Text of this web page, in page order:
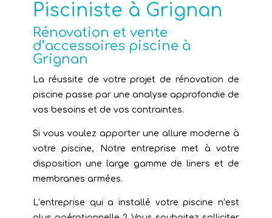
Pisciniste à Grignan
Rénovation et vente
d’accessoires piscine à
Grignan
La réussite de votre projet de rénovation de
piscine passe par une analyse approfondie de
vos besoins et de vos contraintes.
Si vous voulez apporter une allure moderne à
votre piscine, Notre entreprise met à votre
disposition une large gamme de liners et de
membranes armées.
L’entreprise qui a installé votre piscine n’est